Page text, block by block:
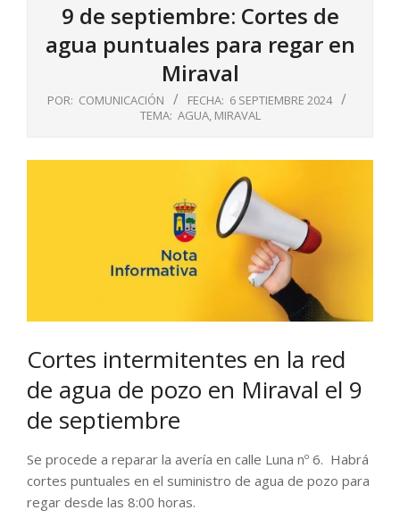
9 de septiembre: Cortes de
agua puntuales para regar en
Miraval
POR: COMUNICACIÓN FECHA: 6 SEPTIEMBRE 2024
TEMA: AGUA, MIRAVAL
Cortes intermitentes en la red
de agua de pozo en Miraval el 9
de septiembre
Se procede a reparar la avería en calle Luna nº 6. Habrá
cortes puntuales en el suministro de agua de pozo para
regar desde las 8:00 horas.